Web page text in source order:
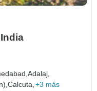
Adalaj,
Calcuta, +3 más